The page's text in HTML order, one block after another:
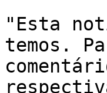
"Esta
temos.